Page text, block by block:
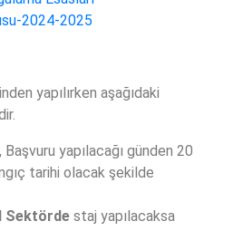
2024-2025
yapılırken aşağıdaki
Başvuru yapılacağı günden 20
tarihi olacak şekilde
Sektördestaj yapılacaksa